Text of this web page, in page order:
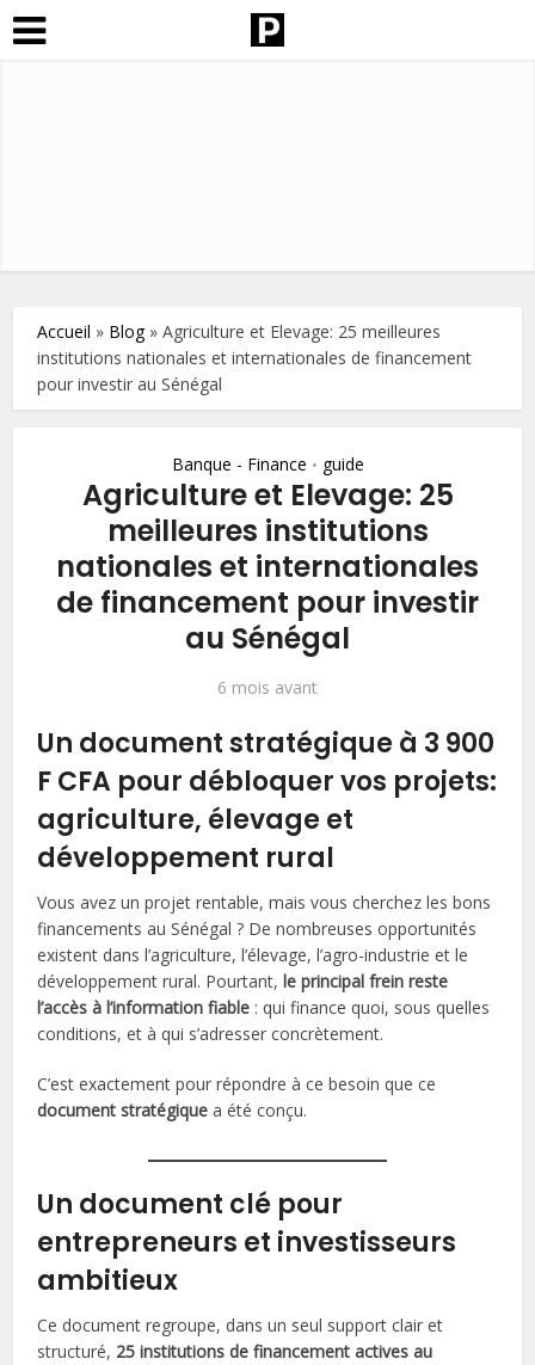
Accueil » Blog»Agriculture et Elevage: 25 meilleures
institutions nationales et internationales de financement
pour investir au Sénégal
Banque - Finance • guide
Agriculture et Elevage: 25
meilleures institutions
nationales et internationales
de financement pour investir
au Sénégal
6 mois avant
Un document stratégique à 3 900
F CFA pour débloquer vos projets:
agriculture, élevage et
développement rural
Vous avez un projet rentable, mais vous cherchez les bons
financements au Sénégal ? De nombreuses opportunités
existent dans l’agriculture, l’élevage, l’agro-industrie et le
développement rural. Pourtant,le principal frein reste
l’accès à l’information fiable : qui finance quoi, sous quelles
conditions, et à qui s’adresser concrètement.
C’est exactement pour répondre à ce besoin que ce
document stratégique a été conçu.
Un document clé pour
entrepreneurs et investisseurs
ambitieux
Ce document regroupe, dans un seul support clair et
structuré, 25 institutions de financement actives au